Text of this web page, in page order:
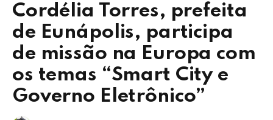
Cordélia Torres, prefeita
de Eunápolis, participa
de missão na Europa com
os temas “Smart City e
Governo Eletrônico”